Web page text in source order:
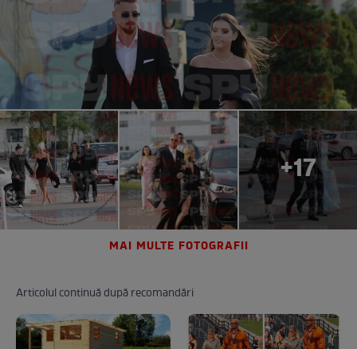
+17
MAI MULTE FOTOGRAFII
Articolul continuă după recomandări